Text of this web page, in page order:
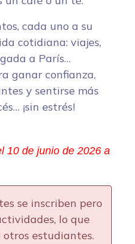
cada uno a su
cotidiana: viajes,
a París…
ganar confianza,
y sentirse más
¡sin estrés!
10 de junio de 2026 a
se inscriben pero
lo que
estudiantes.